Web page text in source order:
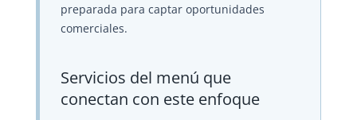
preparada para captar oportunidades
comerciales.
Servicios del menú que
conectan con este enfoque